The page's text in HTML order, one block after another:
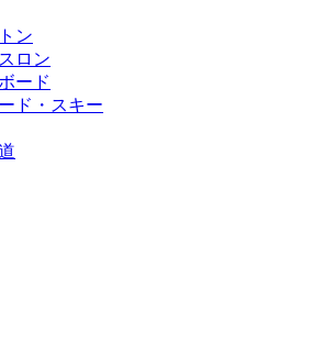
ン
ロン
ード
ド・スキー